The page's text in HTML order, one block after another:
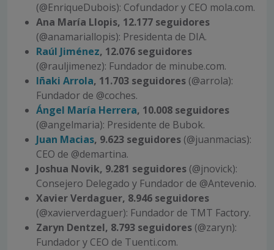
(@EnriqueDubois): Cofundador y CEO mola.com.
Ana María Llopis, 12.177 seguidores
(@anamariallopis): Presidenta de DIA.
Raúl Jiménez, 12.076 seguidores
(@rauljimenez): Fundador de minube.com.
Iñaki Arrola, 11.703 seguidores (@arrola):
Fundador de @coches.
Ángel María Herrera, 10.008 seguidores
(@angelmaria): Presidente de Bubok.
Juan Macias, 9.623 seguidores (@juanmacias):
CEO de @demartina.
Joshua Novik, 9.281 seguidores (@jnovick):
Consejero Delegado y Fundador de @Antevenio.
Xavier Verdaguer, 8.946 seguidores
(@xavierverdaguer): Fundador de TMT Factory.
Zaryn Dentzel, 8.793 seguidores (@zaryn):
Fundador y CEO de Tuenti.com.